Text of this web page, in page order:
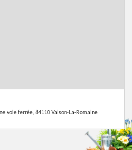
voie ferrée, 84110 Vaison-La-Romaine